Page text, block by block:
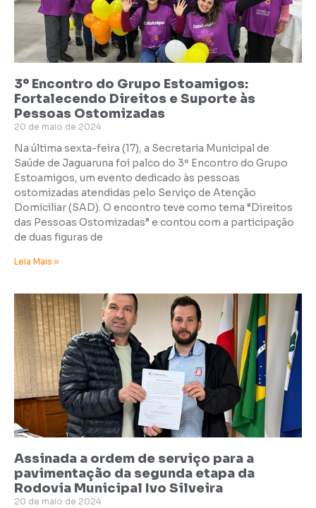
3º Encontro do Grupo Estoamigos:
Fortalecendo Direitos e Suporte às
Pessoas Ostomizadas
20 de maio de 2024
Na última sexta-feira (17), a Secretaria Municipal de
Saúde de Jaguaruna foi palco do 3º Encontro do Grupo
Estoamigos, um evento dedicado às pessoas
ostomizadas atendidas pelo Serviço de Atenção
Domiciliar (SAD). O encontro teve como tema “Direitos
das Pessoas Ostomizadas” e contou com a participação
de duas figuras de
Leia Mais »
Assinada a ordem de serviço para a
pavimentação da segunda etapa da
Rodovia Municipal Ivo Silveira
20 de maio de 2024